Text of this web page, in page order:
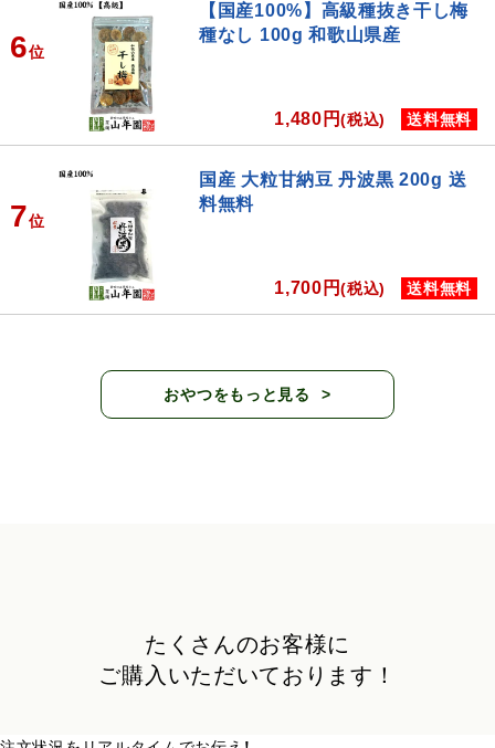
6位
【国産100%】高級種抜き干し梅
種なし 100g 和歌山県産
1,480円(税込) 送料無料
7位
国産 大粒甘納豆 丹波黒 200g 送
料無料
1,700円(税込) 送料無料
おやつをもっと見る
たくさんのお客様に
ご購入いただいております！